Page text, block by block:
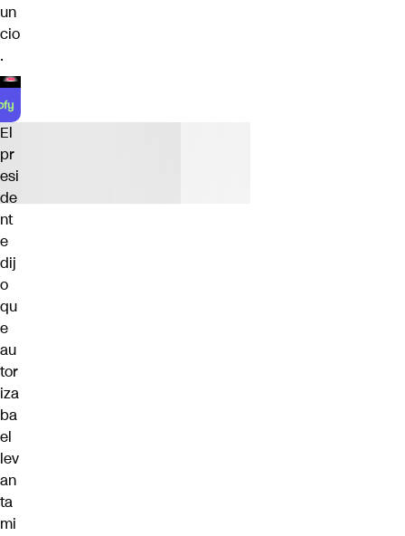
un
cio
.
El
pr
esi
de
nt
e
dij
o
qu
e
au
tor
iza
ba
el
lev
an
ta
mi